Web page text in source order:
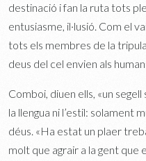
destinació i fan la ruta tots
entusiasme, il·lusió. Com el
tots els membres de la
deus del cel envien als
Comboi, diuen ells, «un
la llengua ni l’estil: solament
déus. «Ha estat un plaer
molt que agrair a la gent que